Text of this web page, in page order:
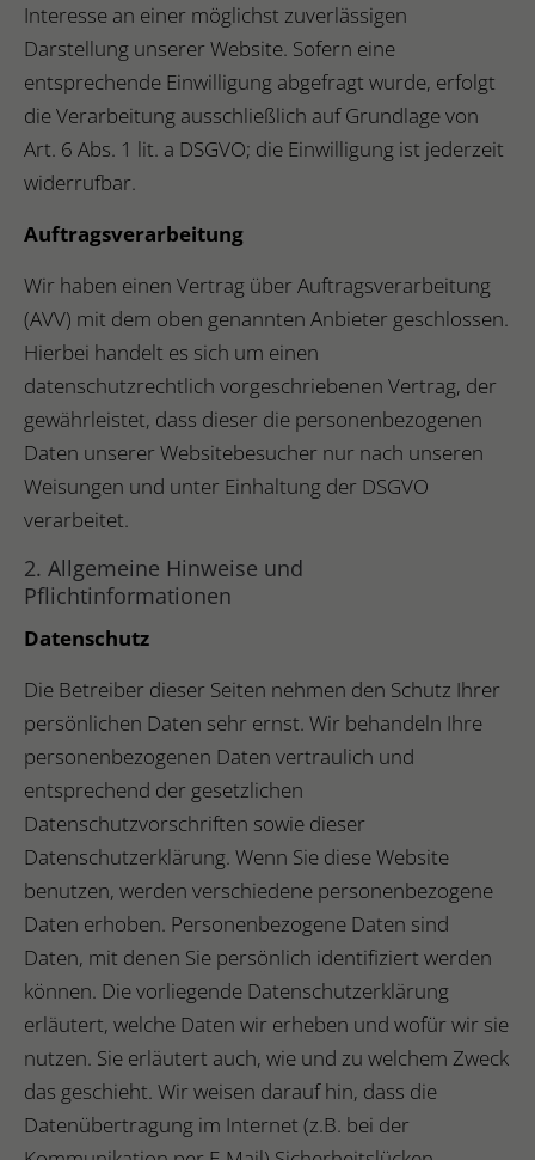
Interesse an einer möglichst zuverlässigen
Darstellung unserer Website. Sofern eine
entsprechende Einwilligung abgefragt wurde, erfolgt
die Verarbeitung ausschließlich auf Grundlage von
Art. 6 Abs. 1 lit. a DSGVO; die Einwilligung ist jederzeit
widerrufbar.
Auftragsverarbeitung
Wir haben einen Vertrag über Auftragsverarbeitung
(AVV) mit dem oben genannten Anbieter geschlossen.
Hierbei handelt es sich um einen
datenschutzrechtlich vorgeschriebenen Vertrag, der
gewährleistet, dass dieser die personenbezogenen
Daten unserer Websitebesucher nur nach unseren
Weisungen und unter Einhaltung der DSGVO
verarbeitet.
2. Allgemeine Hinweise und
Pflichtinformationen
Datenschutz
Die Betreiber dieser Seiten nehmen den Schutz Ihrer
persönlichen Daten sehr ernst. Wir behandeln Ihre
personenbezogenen Daten vertraulich und
entsprechend der gesetzlichen
Datenschutzvorschriften sowie dieser
Datenschutzerklärung. Wenn Sie diese Website
benutzen, werden verschiedene personenbezogene
Daten erhoben. Personenbezogene Daten sind
Daten, mit denen Sie persönlich identifiziert werden
können. Die vorliegende Datenschutzerklärung
erläutert, welche Daten wir erheben und wofür wir sie
nutzen. Sie erläutert auch, wie und zu welchem Zweck
das geschieht. Wir weisen darauf hin, dass die
Datenübertragung im Internet (z.B. bei der